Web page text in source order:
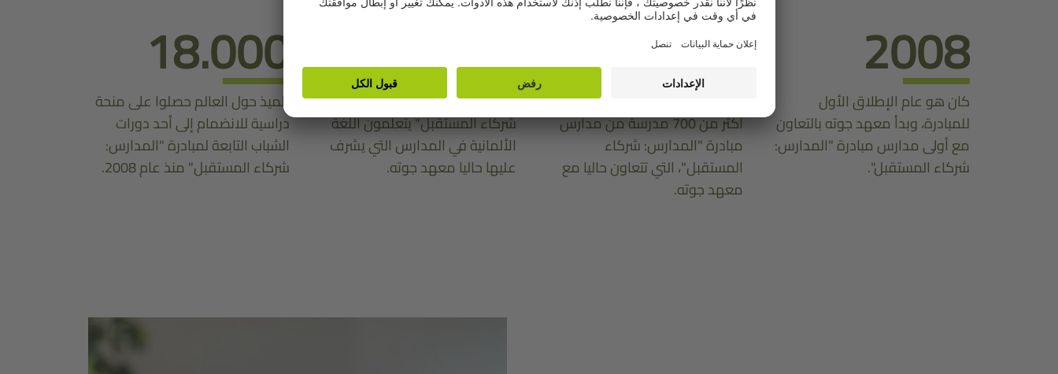
2008
كان هو عام الإطلاق الأول
للمبادرة، وبدأ معهد جوته بالتعاون
مع أولى مدارس مبادرة "المدارس:
شركاء المستقبل".
125
دولة ستكون على مسار الرحلة إلى
أكثر من 700 مدرسة من مدارس
مبادرة "المدارس: شركاء
المستقبل"، التي تتعاون حاليا مع
معهد جوته.
250.000
طالب من طلاب مبادرة "المدارس:
شركاء المستقبل" يتعلمون اللغة
الألمانية في المدارس التي يشرف
عليها حاليا معهد جوته.
18.000
تلميذ حول العالم حصلوا على منحة
دراسية للانضمام إلى أحد دورات
الشباب التابعة لمبادرة "المدارس:
شركاء المستقبل" منذ عام 2008.